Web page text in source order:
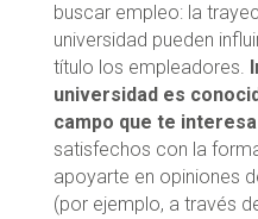
buscar empleo: la
universidad pueden
título los empleadores.
universidad es
campo que te interesa
satisfechos con la
apoyarte en opiniones
(por ejemplo, a través